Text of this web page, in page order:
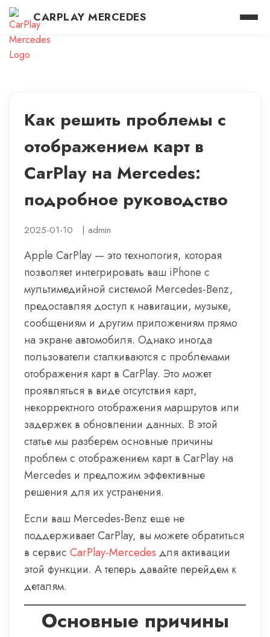
CARPLAY MERCEDES
Как решить проблемы с
отображением карт в
CarPlay на Mercedes:
подробное руководство
2025-01-10 | admin
Apple CarPlay — это технология, которая
позволяет интегрировать ваш iPhone с
мультимедийной системой Mercedes-Benz,
предоставляя доступ к навигации, музыке,
сообщениям и другим приложениям прямо
на экране автомобиля. Однако иногда
пользователи сталкиваются с проблемами
отображения карт в CarPlay. Это может
проявляться в виде отсутствия карт,
некорректного отображения маршрутов или
задержек в обновлении данных. В этой
статье мы разберем основные причины
проблем с отображением карт в CarPlay на
Mercedes и предложим эффективные
решения для их устранения.
Если ваш Mercedes-Benz еще не
поддерживает CarPlay, вы можете обратиться
в сервис CarPlay-Mercedes для активации
этой функции. А теперь давайте перейдем к
деталям.
Основные причины